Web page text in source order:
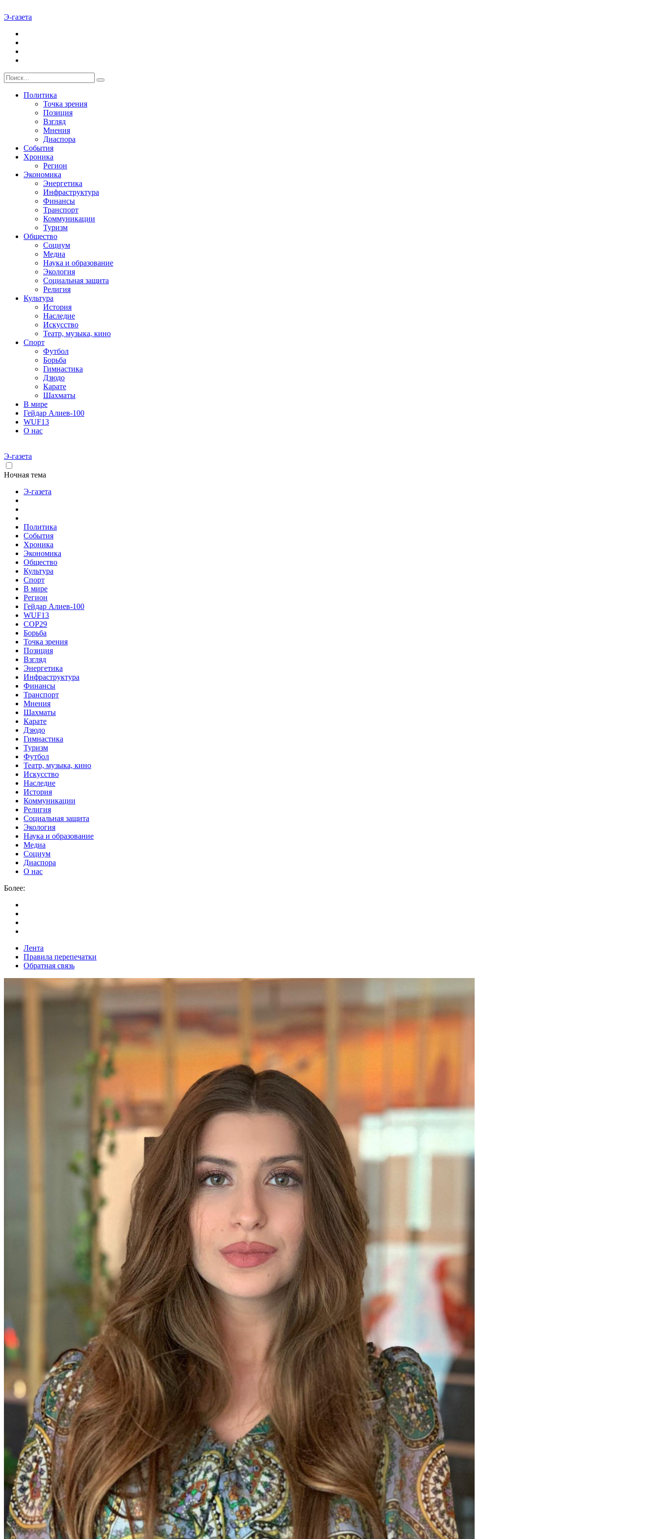
Э-газета
Политика
Точка зрения
Позиция
Взгляд
Мнения
Диаспора
События
Хроника
Регион
Экономика
Энергетика
Инфраструктура
Финансы
Транспорт
Коммуникации
Туризм
Общество
Социум
Медиа
Наука и образование
Экология
Социальная защита
Религия
Культура
История
Наследие
Искусство
Театр, музыка, кино
Спорт
Футбол
Борьба
Гимнастика
Дзюдо
Карате
Шахматы
В мире
Гейдар Алиев-100
WUF13
О нас
Э-газета
Ночная тема
Э-газета
Политика
События
Хроника
Экономика
Общество
Культура
Спорт
В мире
Регион
Гейдар Алиев-100
WUF13
COP29
Борьба
Точка зрения
Позиция
Взгляд
Энергетика
Инфраструктура
Финансы
Транспорт
Мнения
Шахматы
Карате
Дзюдо
Гимнастика
Туризм
Футбол
Театр, музыка, кино
Искусство
Наследие
История
Коммуникации
Религия
Социальная защита
Экология
Наука и образование
Медиа
Социум
Диаспора
О нас
Более:
Лента
Правила перепечатки
Обратная связь